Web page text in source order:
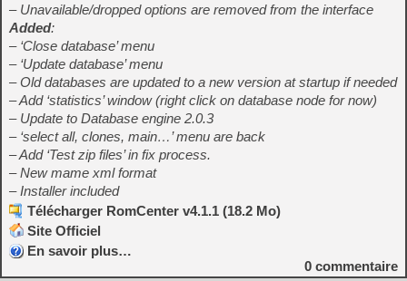
– Unavailable/dropped options are removed from the interface
Added:
– ‘Close database’ menu
– ‘Update database’ menu
– Old databases are updated to a new version at startup if needed
– Add ‘statistics’ window (right click on database node for now)
– Update to Database engine 2.0.3
– ‘select all, clones, main…’ menu are back
– Add ‘Test zip files’ in fix process.
– New mame xml format
– Installer included
Télécharger RomCenter v4.1.1 (18.2 Mo)
Site Officiel
En savoir plus…
0 commentaire